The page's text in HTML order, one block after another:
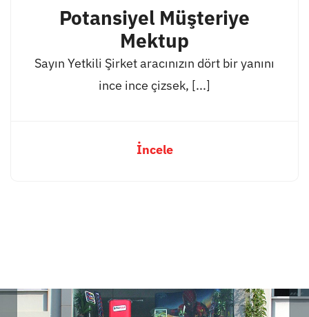
Potansiyel Müşteriye
Mektup
Sayın Yetkili Şirket aracınızın dört bir yanını
ince ince çizsek, [...]
İncele